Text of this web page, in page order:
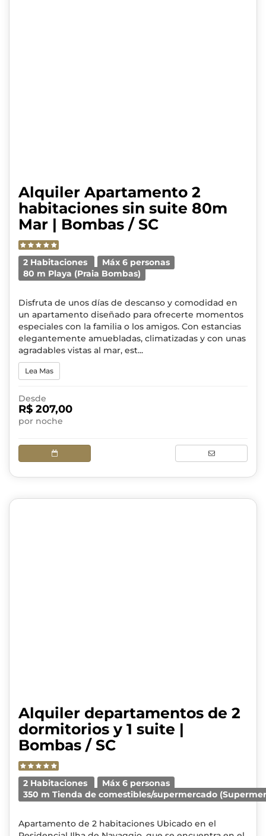
Alquiler Apartamento 2
habitaciones sin suite 80m
Mar | Bombas / SC
2 Habitaciones
Máx 6 personas
80 m Playa (Praia Bombas)
Disfruta de unos días de descanso y comodidad en
un apartamento diseñado para ofrecerte momentos
especiales con la familia o los amigos. Con estancias
elegantemente amuebladas, climatizadas y con unas
agradables vistas al mar, est...
Lea Mas
Desde
R$ 207,00
por noche
Alquiler departamentos de 2
dormitorios y 1 suite |
Bombas / SC
2 Habitaciones
Máx 6 personas
350 m Tienda de comestibles/supermercado
Apartamento de 2 habitaciones Ubicado en el